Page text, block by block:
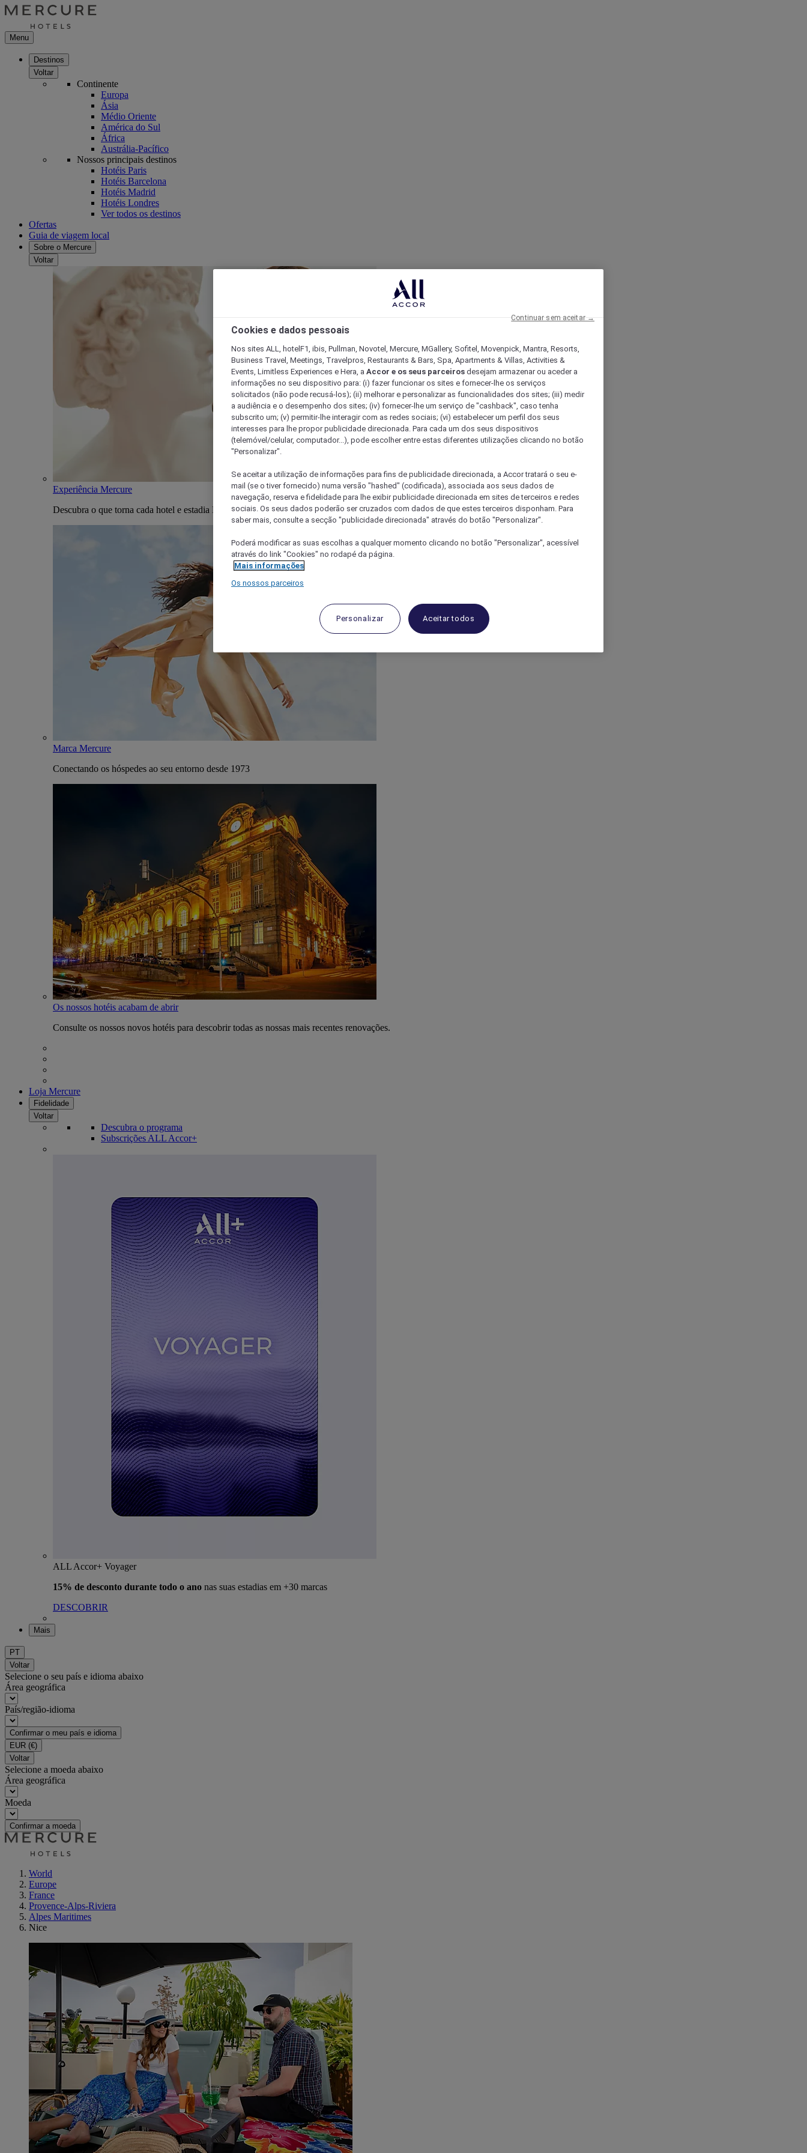
Menu
Destinos
Voltar
Continente
Europa
Ásia
Médio Oriente
América do Sul
África
Austrália-Pacífico
Nossos principais destinos
Hotéis Paris
Hotéis Barcelona
Hotéis Madrid
Hotéis Londres
Ver todos os destinos
Ofertas
Guia de viagem local
Sobre o Mercure
Voltar
Experiência Mercure
Descubra o que torna cada hotel e estadia Mercure única
Marca Mercure
Conectando os hóspedes ao seu entorno desde 1973
Os nossos hotéis acabam de abrir
Consulte os nossos novos hotéis para descobrir todas as nossas mais recentes renovações.
Loja Mercure
Fidelidade
Voltar
Descubra o programa
Subscrições ALL Accor+
ALL Accor+ Voyager
15% de desconto durante todo o ano nas suas estadias em +30 marcas
DESCOBRIR
Mais
PT
Voltar
Selecione o seu país e idioma abaixo
Área geográfica
País/região-idioma
Confirmar o meu país e idioma
EUR (€)
Voltar
Selecione a moeda abaixo
Área geográfica
Moeda
Confirmar a moeda
World
Europe
France
Provence-Alps-Riviera
Alpes Maritimes
Nice
Cookies e dados pessoais
Nos sites ALL, hotelF1, ibis, Pullman, Novotel, Mercure, MGallery, Sofitel, Movenpick, Mantra, Resorts,
Business Travel, Meetings, Travelpros, Restaurants & Bars, Spa, Apartments & Villas, Activities &
Events, Limitless Experiences e Hera, a Accor e os seus parceiros desejam armazenar ou aceder a
informações no seu dispositivo para: (i) fazer funcionar os sites e fornecer-lhe os serviços
solicitados (não pode recusá-los); (ii) melhorar e personalizar as funcionalidades dos sites; (iii) medir
a audiência e o desempenho dos sites; (iv) fornecer-lhe um serviço de "cashback", caso tenha
subscrito um; (v) permitir-lhe interagir com as redes sociais; (vi) estabelecer um perfil dos seus
interesses para lhe propor publicidade direcionada. Para cada um dos seus dispositivos
(telemóvel/celular, computador...), pode escolher entre estas diferentes utilizações clicando no botão
"Personalizar".
Se aceitar a utilização de informações para fins de publicidade direcionada, a Accor tratará o seu e-
mail (se o tiver fornecido) numa versão "hashed" (codificada), associada aos seus dados de
navegação, reserva e fidelidade para lhe exibir publicidade direcionada em sites de terceiros e redes
sociais. Os seus dados poderão ser cruzados com dados de que estes terceiros disponham. Para
saber mais, consulte a secção "publicidade direcionada" através do botão "Personalizar".
Poderá modificar as suas escolhas a qualquer momento clicando no botão "Personalizar", acessível
através do link "Cookies" no rodapé da página.
Mais informações
Os nossos parceiros
Personalizar Aceitar todos
Continuar sem aceitar →